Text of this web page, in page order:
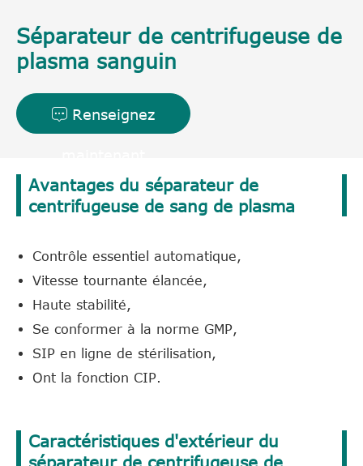
Séparateur de centrifugeuse de
plasma sanguin
 Renseignez
Avantages du séparateur de
centrifugeuse de sang de plasma
Contrôle essentiel automatique,
Vitesse tournante élancée,
Haute stabilité,
Se conformer à la norme GMP,
SIP en ligne de stérilisation,
Ont la fonction CIP.
Caractéristiques d'extérieur du
séparateur de centrifugeuse de